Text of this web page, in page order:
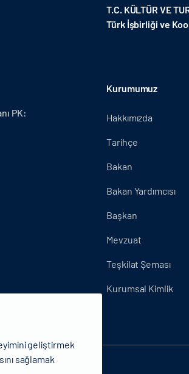
T.C. KÜLTÜR VE
Türk İşbirliği ve
PK:
Kurumumuz
Hakkımızda
Tarihçe
Bakan
Bakan Yardımcısı
Başkan
Mevzuat
Teşkilat Şeması
Kurumsal Kimlik
geliştirmek
sağlamak